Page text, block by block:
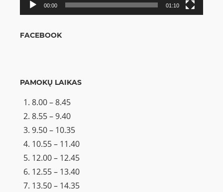
00:00 01:10
FACEBOOK
PAMOKŲ LAIKAS
8.00 – 8.45
8.55 – 9.40
9.50 – 10.35
10.55 – 11.40
12.00 – 12.45
12.55 – 13.40
13.50 – 14.35